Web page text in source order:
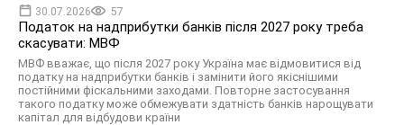
30.07.2026 57
Податок на надприбутки банків після 2027 року треба
скасувати: МВФ
МВФ вважає, що після 2027 року Україна має відмовитися від
податку на надприбутки банків і замінити його якіснішими
постійними фіскальними заходами. Повторне застосування
такого податку може обмежувати здатність банків нарощувати
капітал для відбудови країни